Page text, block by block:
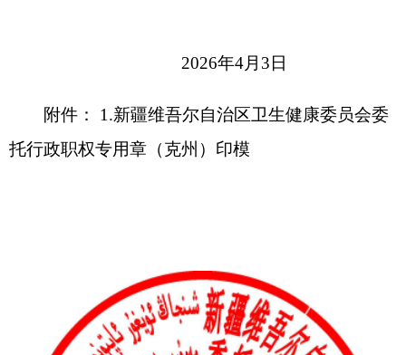
委员会委托行政职权专用章（克州）印模